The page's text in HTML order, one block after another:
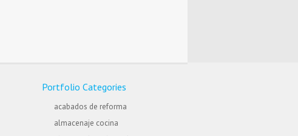
Portfolio Categories
acabados de reforma
almacenaje cocina